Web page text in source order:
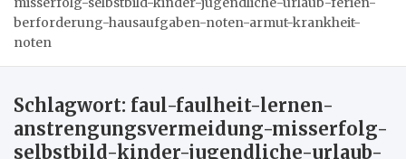
berforderung-hausaufgaben-noten-armut-krankheit-
noten
Schlagwort: faul-faulheit-lernen-
anstrengungsvermeidung-misserfolg-
selbstbild-kinder-jugendliche-urlaub-